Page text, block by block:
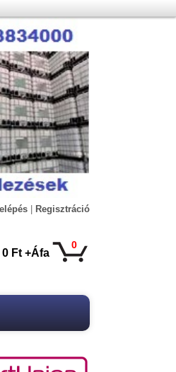
Regisztráció
0
0 Ft +Áfa